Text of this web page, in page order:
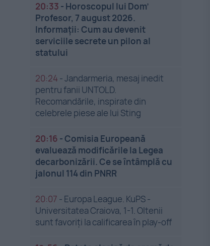
20:33 - Horoscopul lui Dom’
Profesor, 7 august 2026.
Informații: Cum au devenit
serviciile secrete un pilon al
statului
20:24 -Jandarmeria, mesaj inedit
pentru fanii UNTOLD.
Recomandările, inspirate din
celebrele piese ale lui Sting
20:16 -Comisia Europeană
evaluează modificările la Legea
decarbonizării. Ce se întâmplă cu
jalonul 114 din PNRR
20:07 - Europa League. KuPS -
Universitatea Craiova, 1-1. Oltenii
sunt favoriți la calificarea în play-off